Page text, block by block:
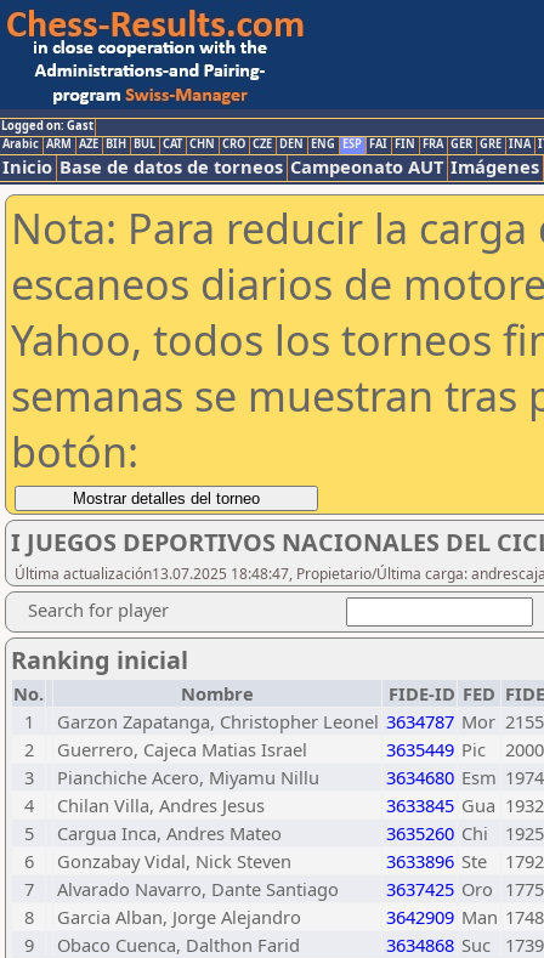
Logged on: Gast
Arabic ARM AZE BIH BUL CAT CHN CRO CZE DEN ENG ESP FAI FIN FRA GER GRE INA
Inicio Base de datos de torneos Campeonato AUT Imágenes
Nota: Para reducir la
escaneos diarios de
Yahoo, todos los torneos
semanas se muestran tras
botón:
I JUEGOS DEPORTIVOS NACIONALES DEL
Última actualización13.07.2025 18:48:47, Propietario/Última carga:
Search for player
Ranking inicial
No. Nombre FIDE-ID FED FIDE
1
Garzon Zapatanga, Christopher Leonel 3634787 Mor 2155
2
Guerrero, Cajeca Matias Israel 3635449 Pic
2000
3
Pianchiche Acero, Miyamu Nillu 3634680 Esm 1974
4
Chilan Villa, Andres Jesus 3633845 Gua 1932
5
Cargua Inca, Andres Mateo 3635260 Chi
1925
6
Gonzabay Vidal, Nick Steven 3633896 Ste
1792
7
Alvarado Navarro, Dante Santiago 3637425 Oro 1775
8
Garcia Alban, Jorge Alejandro 3642909 Man 1748
9
Obaco Cuenca, Dalthon Farid 3634868 Suc
1739